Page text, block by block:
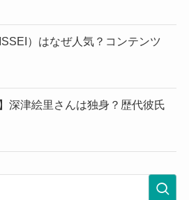
）はなぜ人気？コンテンツ
深津絵里さんは独身？歴代彼氏